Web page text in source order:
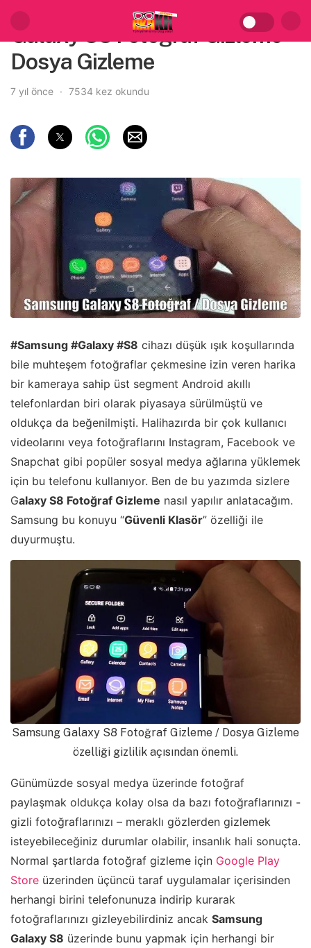
Galaxy S8 Fotoğraf Gizleme
Dosya Gizleme
7 yıl önce 7534 kez okundu
#Samsung #Galaxy #S8 cihazı düşük ışık koşullarında
bile muhteşem fotoğraflar çekmesine izin veren harika
bir kameraya sahip üst segment Android akıllı
telefonlardan biri olarak piyasaya sürülmüştü ve
oldukça da beğenilmişti. Halihazırda bir çok kullanıcı
videolarını veya fotoğraflarını Instagram, Facebook ve
Snapchat gibi popüler sosyal medya ağlarına yüklemek
için bu telefonu kullanıyor. Ben de bu yazımda sizlere
Galaxy S8 Fotoğraf Gizleme nasıl yapılır anlatacağım.
Samsung bu konuyu “Güvenli Klasör” özelliği ile
duyurmuştu.
Samsung Galaxy S8 Fotoğraf Gizleme / Dosya Gizleme
özelliği gizlilik açısından önemli.
Günümüzde sosyal medya üzerinde fotoğraf
paylaşmak oldukça kolay olsa da bazı fotoğraflarınızı -
gizli fotoğraflarınızı – meraklı gözlerden gizlemek
isteyebileceğiniz durumlar olabilir, insanlık hali sonuçta.
Normal şartlarda fotoğraf gizleme için Google Play
Store üzerinden üçüncü taraf uygulamalar içerisinden
herhangi birini telefonunuza indirip kurarak
fotoğraflarınızı gizleyebilirdiniz ancak Samsung
Galaxy S8 üzerinde bunu yapmak için herhangi bir